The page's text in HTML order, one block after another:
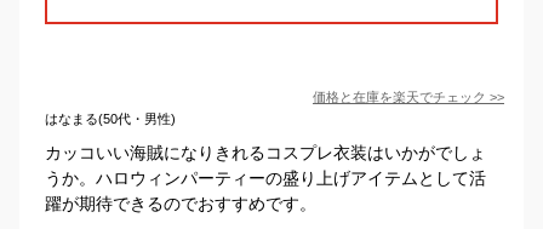
価格と在庫を楽天でチェック >>
はなまる(50代・男性)
カッコいい海賊になりきれるコスプレ衣装はいかがでしょ
うか。ハロウィンパーティーの盛り上げアイテムとして活
躍が期待できるのでおすすめです。